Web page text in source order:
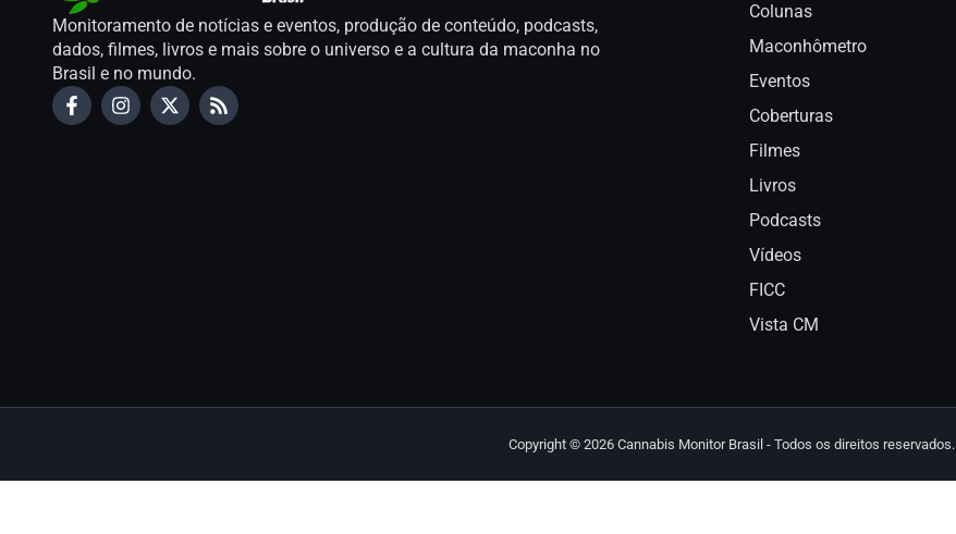
Monitoramento de notícias e eventos, produção de conteúdo, podcasts,
dados, filmes, livros e mais sobre o universo e a cultura da maconha no
Brasil e no mundo.
Colunas
Maconhômetro
Eventos
Coberturas
Filmes
Livros
Podcasts
Vídeos
FICC
Vista CM
Copyright © 2026 Cannabis Monitor Brasil - Todos os direitos reservados.